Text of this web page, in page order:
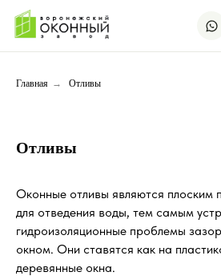
Главная → Отливы
Отливы
Оконные отливы являются плоским
для отведения воды, тем самым
гидроизоляционные проблемы
окном. Они ставятся как на
деревянные окна.